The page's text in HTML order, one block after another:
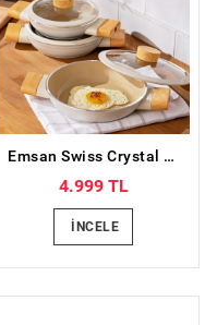
Emsan Swiss Crystal 6 Parça Sahan Seti Krem
4.999 TL
İNCELE